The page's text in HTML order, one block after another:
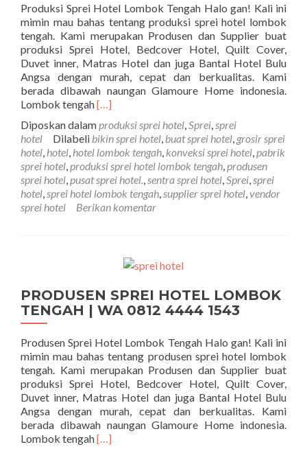
Produksi Sprei Hotel Lombok Tengah Halo gan! Kali ini
mimin mau bahas tentang produksi sprei hotel lombok
tengah. Kami merupakan Produsen dan Supplier buat
produksi Sprei Hotel, Bedcover Hotel, Quilt Cover,
Duvet inner, Matras Hotel dan juga Bantal Hotel Bulu
Angsa dengan murah, cepat dan berkualitas. Kami
berada dibawah naungan Glamoure Home indonesia.
Lombok tengahSelengkapnya tentangPRODUKSI SPREI
[…]
Diposkan dalamproduksi sprei hotel,Sprei,sprei
hotel
Dilabeli bikin sprei hotel, buat sprei hotel, grosir sprei
hotel, hotel, hotel lombok tengah, konveksi sprei hotel,pabrik
sprei hotel,produksi sprei hotel lombok tengah,produsen
sprei hotel,pusat sprei hotel.,sentra sprei hotel,Sprei,sprei
hotel,sprei hotel lombok tengah,supplier sprei hotel,vendor
sprei hotel
Berikan komentar
PRODUSEN SPREI HOTEL LOMBOK
TENGAH | WA 0812 4444 1543
Produsen Sprei Hotel Lombok Tengah Halo gan! Kali ini
mimin mau bahas tentang produsen sprei hotel lombok
tengah. Kami merupakan Produsen dan Supplier buat
produksi Sprei Hotel, Bedcover Hotel, Quilt Cover,
Duvet inner, Matras Hotel dan juga Bantal Hotel Bulu
Angsa dengan murah, cepat dan berkualitas. Kami
berada dibawah naungan Glamoure Home indonesia.
Lombok tengahSelengkapnya tentangPRODUSEN SPREI
[…]